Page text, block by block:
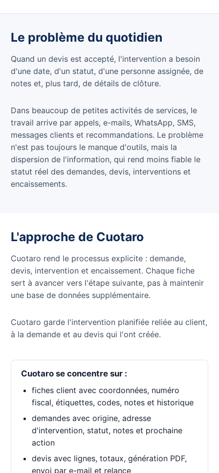
Le problème du quotidien
Quand un devis est accepté, l'intervention a besoin
d'une date, d'un statut, d'une personne assignée, de
notes et, plus tard, de détails de clôture.
Dans beaucoup de petites activités de services, le
travail arrive par appels, e-mails, WhatsApp, SMS,
messages clients et recommandations. Le problème
n'est pas toujours le manque d'outils, mais la
dispersion de l'information, qui rend moins fiable le
statut réel des demandes, devis, interventions et
encaissements.
L'approche de Cuotaro
Cuotaro rend le processus explicite : demande,
devis, intervention et encaissement. Chaque fiche
sert à avancer vers l'étape suivante, pas à maintenir
une base de données supplémentaire.
Cuotaro garde l'intervention planifiée reliée au client,
à la demande et au devis qui l'ont créée.
Cuotaro se concentre sur :
fiches client avec coordonnées, numéro
fiscal, étiquettes, codes, notes et historique
demandes avec origine, adresse
d'intervention, statut, notes et prochaine
action
devis avec lignes, totaux, génération PDF,
envoi par e-mail et relance